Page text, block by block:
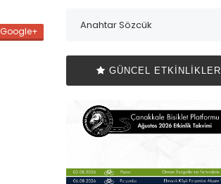
Google+
GÜNCEL ETKINLIKLER